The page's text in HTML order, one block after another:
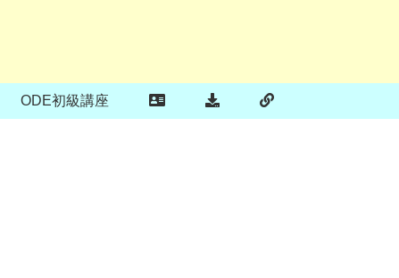
ODE初級講座